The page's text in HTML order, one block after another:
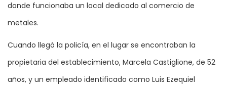
donde funcionaba un local dedicado al comercio de
metales.
Cuando llegó la policía, en el lugar se encontraban la
propietaria del establecimiento, Marcela Castiglione, de 52
años, y un empleado identificado como Luis Ezequiel